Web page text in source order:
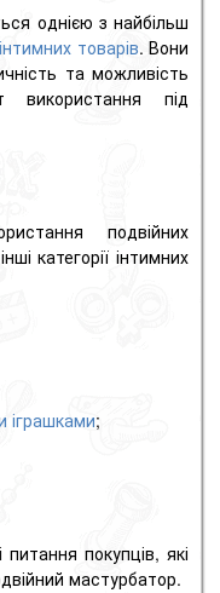
однією з найбільш
товарів. Вони
та можливість
використання під
подвійних
категорії інтимних
іграшками;
питання покупців, які
мастурбатор.